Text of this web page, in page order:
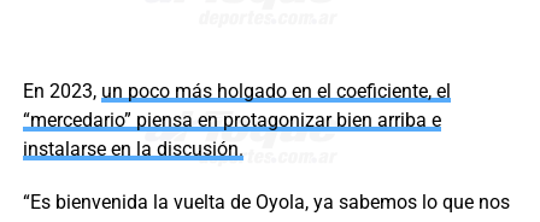
En 2023, un poco más holgado en el coeficiente, el
“mercedario” piensa en protagonizar bien arriba e
instalarse en la discusión.
“Es bienvenida la vuelta de Oyola, ya sabemos lo que nos